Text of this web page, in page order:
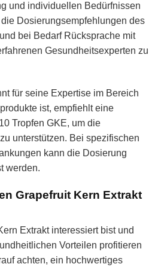
und individuellen Bedürfnissen
Dosierungsempfehlungen des
bei Bedarf Rücksprache mit
Gesundheitsexperten zu
für seine Expertise im Bereich
ist, empfiehlt eine
Tropfen GKE, um die
unterstützen. Bei spezifischen
kann die Dosierung
werden.
Grapefruit Kern Extrakt
Extrakt interessiert bist und
Vorteilen profitieren
achten, ein hochwertiges